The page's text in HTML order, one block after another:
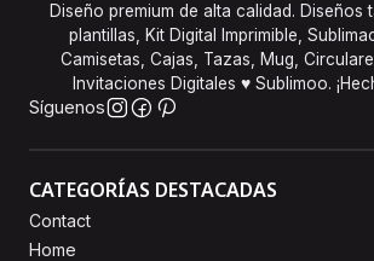
Diseño premium de alta calidad. Diseños
plantillas, Kit Digital Imprimible,
Camisetas, Cajas, Tazas, Mug,
Invitaciones Digitales ♥ Sublimoo.
Síguenos
CATEGORÍAS DESTACADAS
Contact
Home